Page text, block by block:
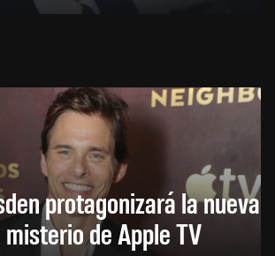
protagonizará la nueva
de Apple TV